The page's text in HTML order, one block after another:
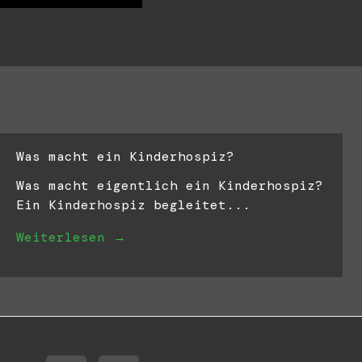
Was macht ein Kinderhospiz?
Was macht eigentlich ein Kinderhospiz?
Ein Kinderhospiz begleitet...
Weiterlesen →